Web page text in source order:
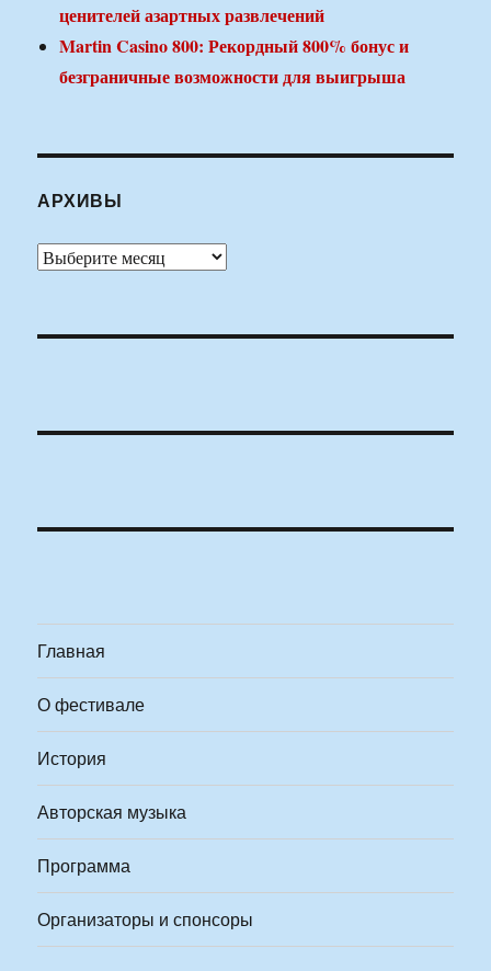
ценителей азартных развлечений
Martin Casino 800: Рекордный 800% бонус и
безграничные возможности для выигрыша
АРХИВЫ
Архивы
Главная
О фестивале
История
Авторская музыка
Программа
Организаторы и спонсоры